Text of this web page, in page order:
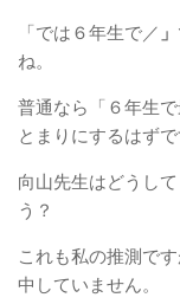
「では６年生で／ 」
ね。
普通なら「６年生
とまりにするはずで
向山先生はどうし
う？
これも私の推測で
中していません。